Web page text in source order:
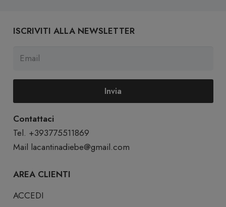
ISCRIVITI ALLA NEWSLETTER
Invia
Contattaci
Tel. +393775511869
Mail lacantinadiebe@gmail.com
AREA CLIENTI
ACCEDI